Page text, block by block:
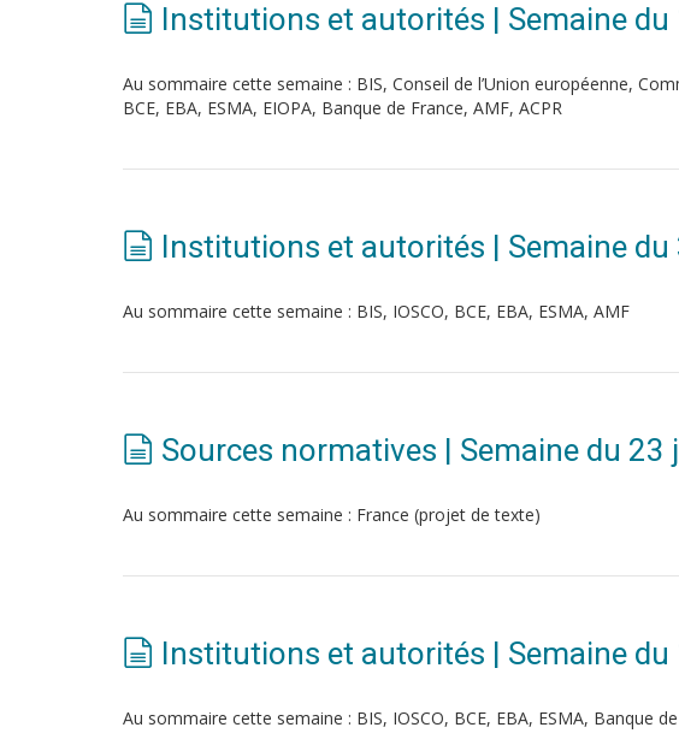
Institutions et autorités | Semaine
Au sommaire cette semaine : BIS, Conseil de l’Union européenne,
BCE, EBA, ESMA, EIOPA, Banque de France, AMF, ACPR
Institutions et autorités | Semaine
Au sommaire cette semaine : BIS, IOSCO, BCE, EBA, ESMA, AMF
Sources normatives | Semaine du 23
Au sommaire cette semaine : France (projet de texte)
Institutions et autorités | Semaine
Au sommaire cette semaine : BIS, IOSCO, BCE, EBA, ESMA, Banque